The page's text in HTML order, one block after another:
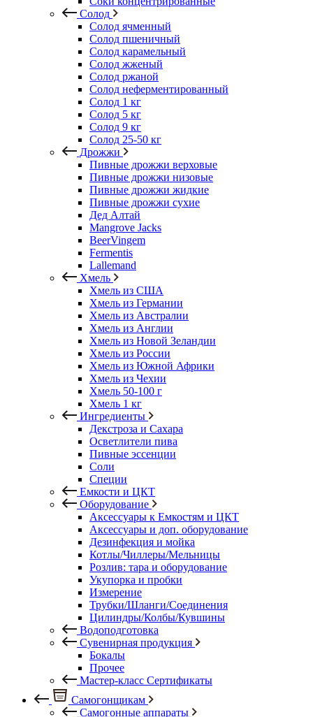
Солод
Солод ячменный
Солод пшеничный
Солод карамельный
Солод жженый
Солод ржаной
Солод неферментированный
Солод 1 кг
Солод 5 кг
Солод 9 кг
Солод 25-50 кг
Дрожжи
Пивные дрожжи верховые
Пивные дрожжи низовые
Пивные дрожжи жидкие
Пивные дрожжи сухие
Дед Алтай
Mangrove Jacks
BeerVingem
Fermentis
Lallemand
Хмель
Хмель из США
Хмель из Германии
Хмель из Австралии
Хмель из Англии
Хмель из Новой Зеландии
Хмель из России
Хмель из Южной Африки
Хмель из Чехии
Хмель 50-100 г
Хмель 1 кг
Ингредиенты
Декстроза и Сахара
Осветлители пива
Пивные эссенции
Соли
Специи
Емкости и ЦКТ
Оборудование
Аксессуары к Емкостям и ЦКТ
Аксессуары и доп. оборудование
Дезинфекция и мойка
Котлы/Чиллеры/Мельницы
Розлив: тара и оборудование
Укупорка и пробки
Измерение
Трубки/Шланги/Соединения
Цилиндры/Колбы/Кувшины
Водоподготовка
Сувенирная продукция
Бокалы
Прочее
Мастер-класс Сертификаты
Самогонщикам
Самогонные аппараты